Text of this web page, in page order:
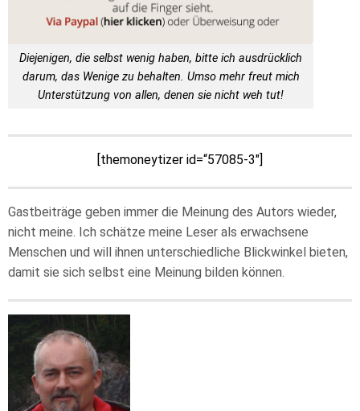
Diejenigen, die selbst wenig haben, bitte ich ausdrücklich
darum, das Wenige zu behalten. Umso mehr freut mich
Unterstützung von allen, denen sie nicht weh tut!
[themoneytizer id=“57085-3″]
Gastbeiträge geben immer die Meinung des Autors wieder,
nicht meine. Ich schätze meine Leser als erwachsene
Menschen und will ihnen unterschiedliche Blickwinkel bieten,
damit sie sich selbst eine Meinung bilden können.